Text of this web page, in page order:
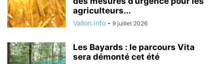
agriculteurs...
Vallon.Info - 9 juillet 2026
Les Bayards : le parcours Vita
sera démonté cet été